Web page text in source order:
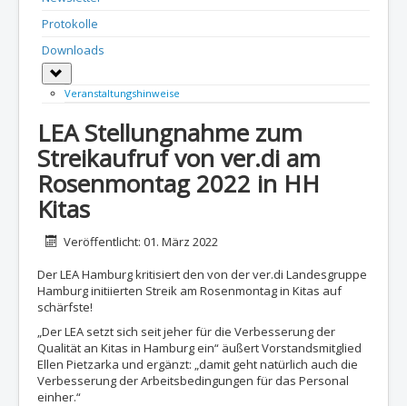
Protokolle
Downloads
Veranstaltungshinweise
LEA Stellungnahme zum
Streikaufruf von ver.di am
Rosenmontag 2022 in HH
Kitas
DetailsVeröffentlicht: 01. März 2022
Der LEA Hamburg kritisiert den von der ver.di Landesgruppe
Hamburg initiierten Streik am Rosenmontag in Kitas auf
schärfste!
„Der LEA setzt sich seit jeher für die Verbesserung der
Qualität an Kitas in Hamburg ein“ äußert Vorstandsmitglied
Ellen Pietzarka und ergänzt: „damit geht natürlich auch die
Verbesserung der Arbeitsbedingungen für das Personal
einher.“